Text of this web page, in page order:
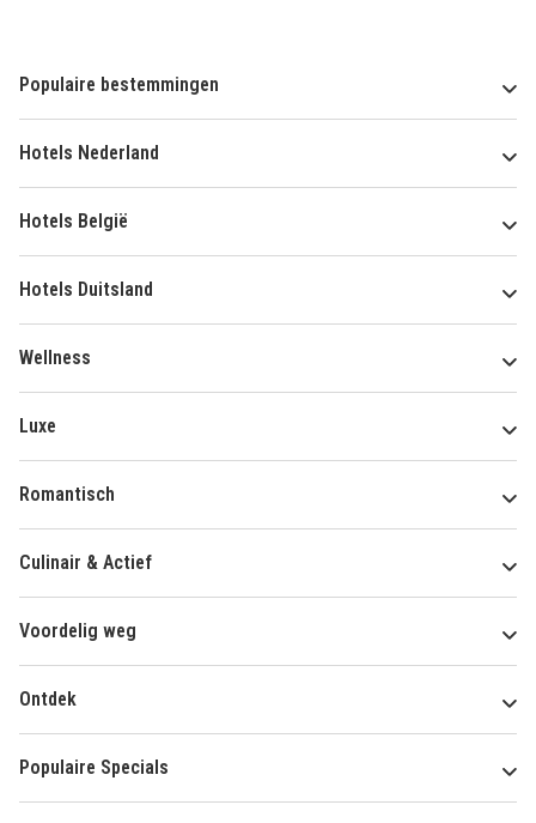
Populaire bestemmingen
Hotels Nederland
Hotels België
Hotels Duitsland
Wellness
Luxe
Romantisch
Culinair & Actief
Voordelig weg
Ontdek
Populaire Specials